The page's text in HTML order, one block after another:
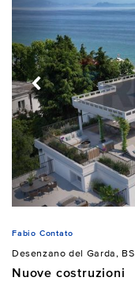
Fabio Contato
Desenzano del Garda, BS
Nuove costruzioni